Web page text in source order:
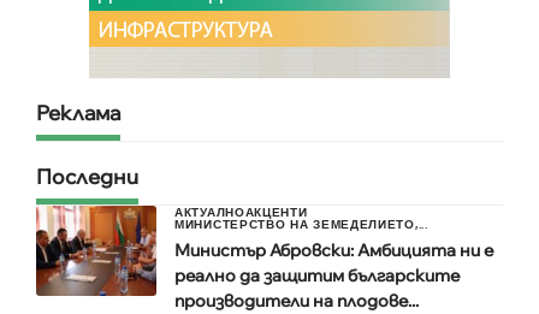
Реклама
Последни
АКТУАЛНОАКЦЕНТИ
МИНИСТЕРСТВО НА ЗЕМЕДЕЛИЕТО,...
Министър Абровски: Амбицията ни е
реално да защитим българските
производители на плодове...